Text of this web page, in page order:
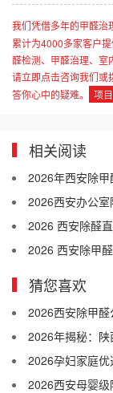
我们凭借多年的甲醛治
累计为4000多家客户
醛检测、甲醛治理、室
请立即点击咨询我们或
答你心中的疑难。
项
相关阅读
2026年西安除甲
2026西安办公
2026 西安除醛直
2026 西安除甲醛
猜您喜欢
2026西安除甲
2026年揭秘：陕
2026孕妇家庭
2026西安母婴级